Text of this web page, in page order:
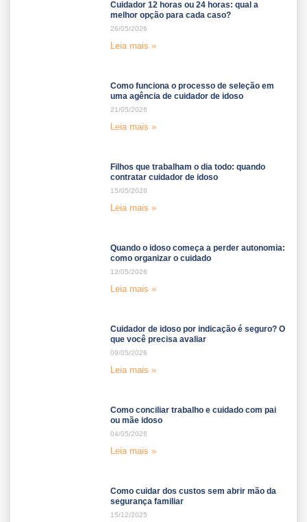
Cuidador 12 horas ou 24 horas: qual a
melhor opção para cada caso?
26/05/2026
Leia mais »
Como funciona o processo de seleção em
uma agência de cuidador de idoso
21/05/2026
Leia mais »
Filhos que trabalham o dia todo: quando
contratar cuidador de idoso
15/05/2026
Leia mais »
Quando o idoso começa a perder autonomia:
como organizar o cuidado
12/05/2026
Leia mais »
Cuidador de idoso por indicação é seguro? O
que você precisa avaliar
09/05/2026
Leia mais »
Como conciliar trabalho e cuidado com pai
ou mãe idoso
04/05/2026
Leia mais »
Como cuidar dos custos sem abrir mão da
segurança familiar
15/12/2025